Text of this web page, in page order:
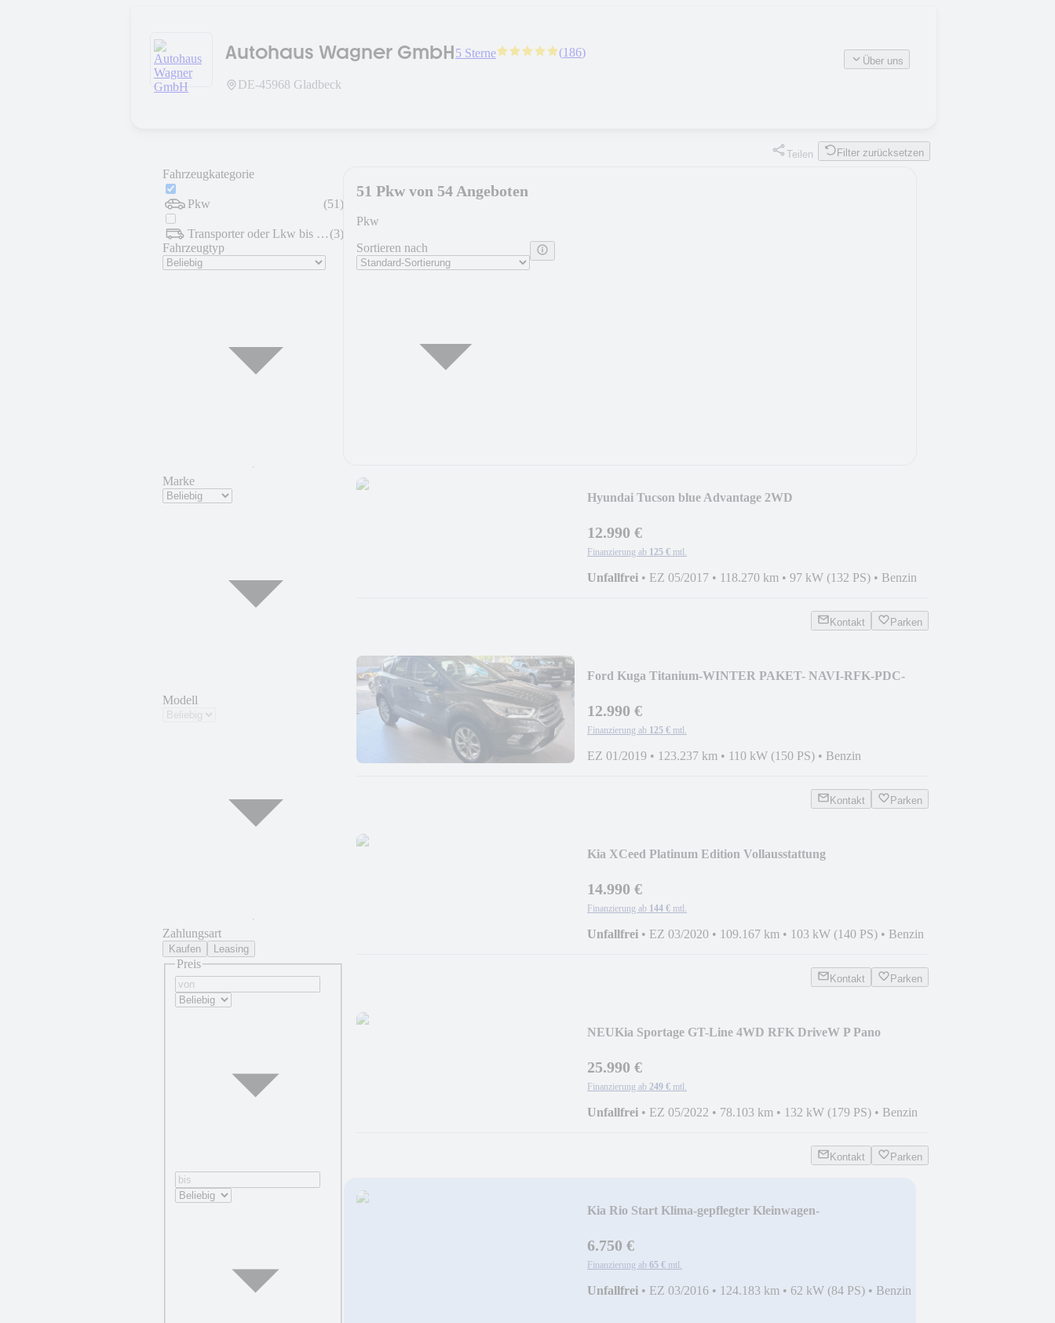
Autohaus Wagner GmbH5 Sterne (186)
DE-45968 Gladbeck
Über uns
Teilen Filter zurücksetzen
Fahrzeugkategorie
Pkw (51)
Transporter oder Lkw bis 7,5 t (3)
Fahrzeugtyp
Marke
Modell
Zahlungsart
Kaufen Leasing
Preis
51 Pkw von 54 Angeboten
Pkw
Sortieren nach
Hyundai Tucson blue Advantage 2WD
12.990 €
Finanzierung ab 125 € mtl.
Unfallfrei • EZ 05/2017 • 118.270 km • 97 kW (132 PS) • Benzin
Kontakt Parken
Ford Kuga Titanium-WINTER PAKET- NAVI-RFK-PDC-
12.990 €
Finanzierung ab 125 € mtl.
EZ 01/2019 • 123.237 km • 110 kW (150 PS) • Benzin
Kontakt Parken
Kia XCeed Platinum Edition Vollausstattung
14.990 €
Finanzierung ab 144 € mtl.
Unfallfrei • EZ 03/2020 • 109.167 km • 103 kW (140 PS) • Benzin
Kontakt Parken
NEUKia Sportage GT-Line 4WD RFK DriveW P Pano
25.990 €
Finanzierung ab 249 € mtl.
Unfallfrei • EZ 05/2022 • 78.103 km • 132 kW (179 PS) • Benzin
Kontakt Parken
Kia Rio Start Klima-gepflegter Kleinwagen-
6.750 €
Finanzierung ab 65 € mtl.
Unfallfrei • EZ 03/2016 • 124.183 km • 62 kW (84 PS) • Benzin